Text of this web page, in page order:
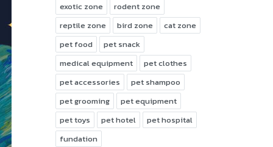
exotic zone
rodent zone
reptile zone
bird zone
cat zone
pet food
pet snack
medical equipment
pet clothes
pet accessories
pet shampoo
pet grooming
pet equipment
pet toys
pet hotel
pet hospital
fundation